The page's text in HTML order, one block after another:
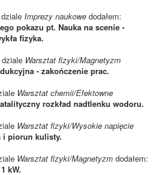
Imprezy naukowe dodałem:
pokazu pt. Nauka na scenie -
fizyka.
Warsztat fizyki/Magnetyzm
- zakończenie prac.
Warsztat chemii/Efektowne
rozkład nadtlenku wodoru.
Warsztat fizyki/Wysokie napięcie
i piorun kulisty.
Warsztat fizyki/Magnetyzm dodałem:
kW.